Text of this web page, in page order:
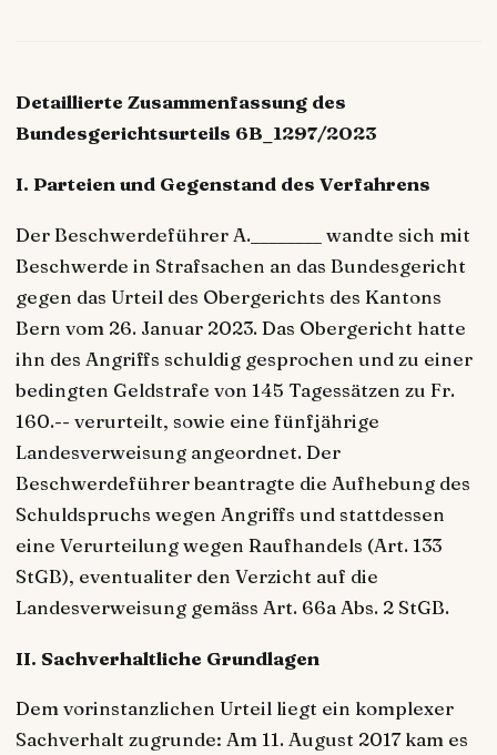
Detaillierte Zusammenfassung des
Bundesgerichtsurteils 6B_1297/2023
I. Parteien und Gegenstand des Verfahrens
Der Beschwerdeführer A.________ wandte sich mit
Beschwerde in Strafsachen an das Bundesgericht
gegen das Urteil des Obergerichts des Kantons
Bern vom 26. Januar 2023. Das Obergericht hatte
ihn des Angriffs schuldig gesprochen und zu einer
bedingten Geldstrafe von 145 Tagessätzen zu Fr.
160.-- verurteilt, sowie eine fünfjährige
Landesverweisung angeordnet. Der
Beschwerdeführer beantragte die Aufhebung des
Schuldspruchs wegen Angriffs und stattdessen
eine Verurteilung wegen Raufhandels (Art. 133
StGB), eventualiter den Verzicht auf die
Landesverweisung gemäss Art. 66a Abs. 2 StGB.
II. Sachverhaltliche Grundlagen
Dem vorinstanzlichen Urteil liegt ein komplexer
Sachverhalt zugrunde: Am 11. August 2017 kam es